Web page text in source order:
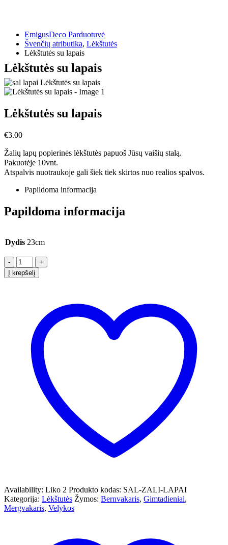
EmigusDeco Parduotuvė
Švenčių atributika, Lėkštutės
Lėkštutės su lapais
Lėkštutės su lapais
Lėkštutės su lapais
€3.00
Žalių lapų popierinės lėkštutės papuoš Jūsų vaišių stalą.
Pakuotėje 10vnt.
Atspalvis nuotraukoje gali šiek tiek skirtos nuo realios spalvos.
Papildoma informacija
Papildoma informacija
Dydis 23cm
-
+
Į krepšelį
Availability: Liko 2 Produkto kodas: SAL-ZALI-LAPAI
Kategorija: Lėkštutės Žymos: Bernvakaris, Gimtadieniai,
Mergvakaris, Velykos